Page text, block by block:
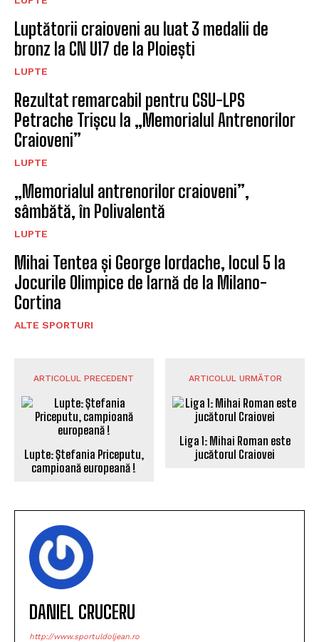
Luptătorii craioveni au luat 3 medalii de
bronz la CN U17 de la Ploiești
LUPTE
Rezultat remarcabil pentru CSU-LPS
Petrache Trișcu la „Memorialul Antrenorilor
Craioveni”
LUPTE
„Memorialul antrenorilor craioveni”,
sâmbătă, în Polivalentă
LUPTE
Mihai Tentea și George Iordache, locul 5 la
Jocurile Olimpice de Iarnă de la Milano-
Cortina
ALTE SPORTURI
ARTICOLUL PRECEDENT
Lupte: Ștefania Priceputu,
campioană europeană !
ARTICOLUL URMĂTOR
Liga 1: Mihai Roman este
jucătorul Craiovei
DANIEL CRUCERU
http://www.sportuldoljean.ro